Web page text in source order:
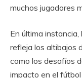
muchos jugadores
En última
refleja los altibajos
como los desafíos
impacto en el